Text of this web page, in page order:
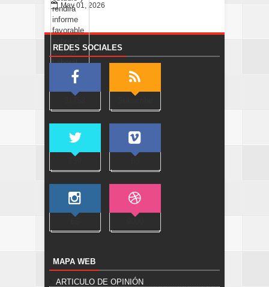
May 01, 2026
REDES SOCIALES
MAPA WEB
ARTICULO DE OPINIÓN